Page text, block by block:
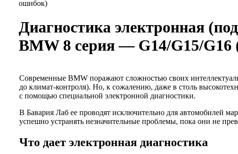
ошибок)
Диагностика электронная
BMW 8 серия — G14/G15/G16
Современные BMW поражают сложностью своих
до климат-контроля). Но, к сожалению, даже в столь
с помощью специальной электронной диагностики.
В Бавария Лаб ее проводят исключительно для автомобилей
успешно устранять незначительные проблемы, пока они не
Что дает электронная диагностика